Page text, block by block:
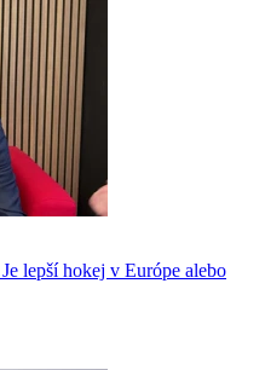
lepší hokej v Európe alebo